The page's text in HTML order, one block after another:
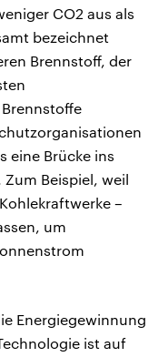
CO2 aus als
bezeichnet
Brennstoff, der
eine Brücke ins
Beispiel, weil
–
um
Energiegewinnung
ist auf